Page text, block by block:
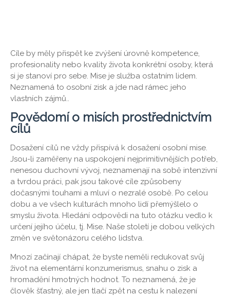
Cíle by měly přispět ke zvýšení úrovně kompetence,
profesionality nebo kvality života konkrétní osoby, která
si je stanoví pro sebe. Mise je služba ostatním lidem.
Neznamená to osobní zisk a jde nad rámec jeho
vlastních zájmů..
Povědomí o misích prostřednictvím
cílů
Dosažení cílů ne vždy přispívá k dosažení osobní mise.
Jsou-li zaměřeny na uspokojení nejprimitivnějších potřeb,
nenesou duchovní vývoj, neznamenají na sobě intenzivní
a tvrdou práci, pak jsou takové cíle způsobeny
dočasnými touhami a mluví o nezralé osobě. Po celou
dobu a ve všech kulturách mnoho lidí přemýšlelo o
smyslu života. Hledání odpovědi na tuto otázku vedlo k
určení jejího účelu, tj. Mise. Naše století je dobou velkých
změn ve světonázoru celého lidstva.
Mnozí začínají chápat, že byste neměli redukovat svůj
život na elementární konzumerismus, snahu o zisk a
hromadění hmotných hodnot. To neznamená, že je
člověk šťastný, ale jen tlačí zpět na cestu k nalezení